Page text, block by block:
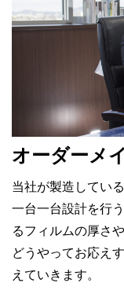
オーダーメ
当社が製造してい
一台一台設計を行
るフィルムの厚さ
どうやってお応え
えていきます。